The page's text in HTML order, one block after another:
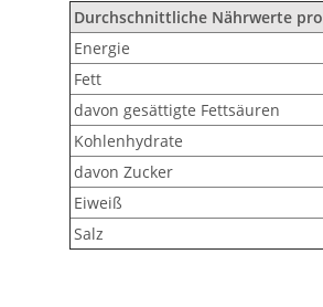
Durchschnittliche Nährwerte pro
Energie
Fett
davon gesättigte Fettsäuren
Kohlenhydrate
davon Zucker
Eiweiß
Salz